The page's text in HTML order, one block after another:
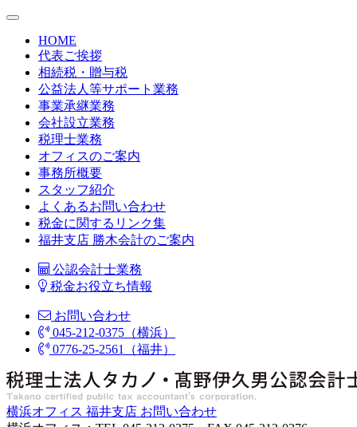
HOME
代表ご挨拶
相続税・贈与税
公益法人等サポート業務
事業承継業務
会社設立業務
税理士業務
オフィスのご案内
事務所概要
スタッフ紹介
よくあるお問い合わせ
税金に関するリンク集
福井支店 勝木会計のご案内
公認会計士業務
税金お役立ち情報
お問い合わせ
045-212-0375（横浜）
0776-25-2561（福井）
横浜オフィス 福井支店 お問い合わせ